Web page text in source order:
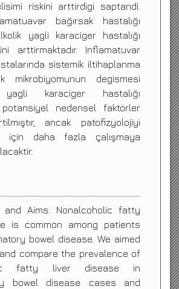
riskini arttirdigi saptandi.
bağırsak hastalığı
yagli karaciger hastalığı
arttirmaktadır. Inflamatuvar
sistemik iltihaplanma
mikrobiyomunun degismesi
yagli karaciger hastalığı
potansiyel nedensel faktörler
ancak patofizyolojiyi
için daha fazla çalışmaya
and Aims: Nonalcoholic fatty
is common among patients
bowel disease. We aimed
compare the prevalence of
fatty liver disease in
bowel disease cases and